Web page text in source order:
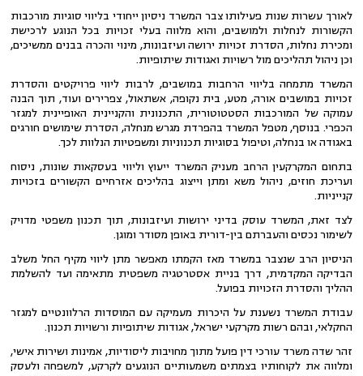
לאורך עשרות שנות פעילותו צבר המשרד ניסיון ייחודי בליווי סוגיות מורכבות
הקשורות לנחלות ולמושבים, והוא מלווה בעלי זכויות בכל הנוגע לרכישת
ומכירת נחלות, הסדרת זכויות ירושה ועיזבונות, מינוי והכרה בבנים ממשיכים,
וכן ניהול תהליכים מול רשויות ואגודות שיתופיות.
המשרד מתמחה בליווי הרחבות במושבים, לרבות ליווי פרויקטים והסדרת
זכויות במושבים אורה, מטע, בית נקופה, אשתאול, צפרירים ועוד, תוך הבנה
עמוקה של המורכבות הסטטוטורית, התכנונית והקניינית האופיינית למגזר
הכפרי. בנוסף, מטפל המשרד בהפרדת מגרש מנחלה, הסדרת שימושים חורגים
באגודה או בנחלה, וטיפול בסוגיות תכנוניות ומשפטיות הנלוות לכך.
בתחום המקרקעין הרחב מעניק המשרד ייעוץ וליווי בעסקאות שונות, ניסוח
ועריכת חוזים, ניהול משא ומתן וייצוג בהליכים אזרחיים הקשורים בזכויות
קנייניות.
לצד זאת, המשרד עוסק בדיני ירושות ועיזבונות, תוך תכנון משפטי מדויק
לשימור נכסים והעברתם בין-דורית באופן מסודר ומוגן.
הניסיון הרב שנצבר במשרד מאז הקמתו מאפשר מתן ליווי מקיף החל משלב
הבדיקה המקדמית, דרך בניית אסטרטגיה משפטית מתאימה ועד להשלמת
ההליך והסדרת הזכויות בפועל.
עבודת המשרד נשענת על היכרות מעמיקה עם המוסדות הרלוונטיים למגזר
החקלאי, ובהם רשות מקרקעי ישראל, אגודות שיתופיות ורשויות תכנון.
זהר שדה משרד עורכי דין פועל מתוך מחויבות ליסודיות, אמינות ושירות אישי,
ומלווה את לקוחותיו בצמתים משמעותיים הנוגעים לקרקע, למשפחה ולעסק